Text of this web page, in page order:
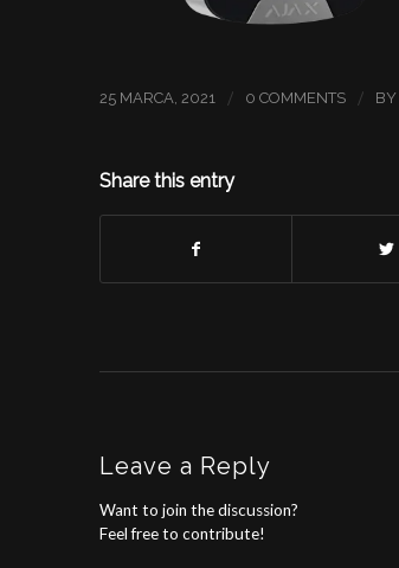
25 MARCA, 2021 / 0 COMMENTS / BY
Share this entry
Leave a Reply
Want to join the discussion?
Feel free to contribute!